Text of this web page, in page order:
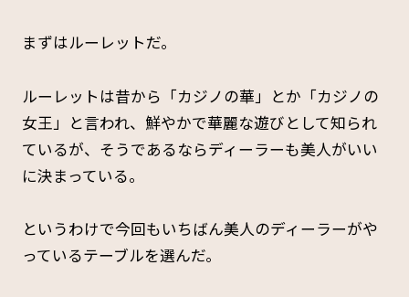
まずはルーレットだ。
ルーレットは昔から「カジノの華」とか「カジノの
女王」と言われ、鮮やかで華麗な遊びとして知られ
ているが、そうであるならディーラーも美人がいい
に決まっている。
というわけで今回もいちばん美人のディーラーがや
っているテーブルを選んだ。